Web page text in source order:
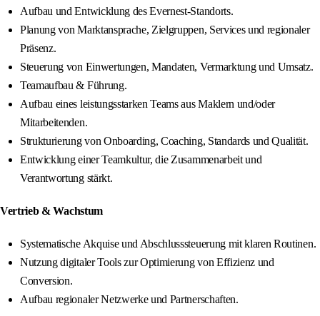
Aufbau und Entwicklung des Evernest-Standorts.
Planung von Marktansprache, Zielgruppen, Services und regionaler
Präsenz.
Steuerung von Einwertungen, Mandaten, Vermarktung und Umsatz.
Teamaufbau & Führung.
Aufbau eines leistungsstarken Teams aus Maklern und/oder
Mitarbeitenden.
Strukturierung von Onboarding, Coaching, Standards und Qualität.
Entwicklung einer Teamkultur, die Zusammenarbeit und
Verantwortung stärkt.
Vertrieb & Wachstum
Systematische Akquise und Abschlusssteuerung mit klaren Routinen.
Nutzung digitaler Tools zur Optimierung von Effizienz und
Conversion.
Aufbau regionaler Netzwerke und Partnerschaften.